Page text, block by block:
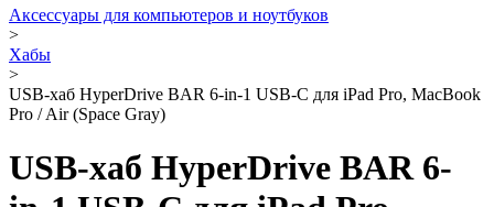
Аксессуары для компьютеров и ноутбуков
>
Хабы
>
USB-хаб HyperDrive BAR 6-in-1 USB-C для iPad Pro, MacBook
Pro / Air (Space Gray)
USB-хаб HyperDrive BAR 6-